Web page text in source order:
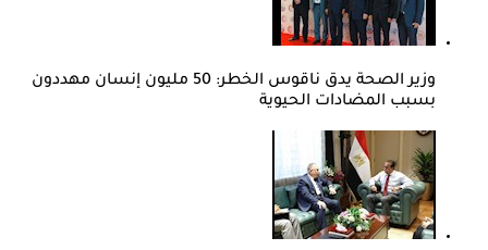
وزير الصحة يدق ناقوس الخطر: 50 مليون إنسان مهددون
بسبب المضادات الحيوية